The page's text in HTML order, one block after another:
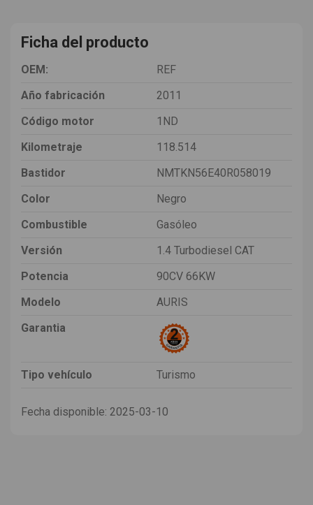
Ficha del producto
OEM:
REF
Año fabricación
2011
Código motor
1ND
Kilometraje
118.514
Bastidor
NMTKN56E40R058019
Color
Negro
Combustible
Gasóleo
Versión
1.4 Turbodiesel CAT
Potencia
90CV 66KW
Modelo
AURIS
Garantia
Tipo vehículo Turismo
Fecha disponible: 2025-03-10